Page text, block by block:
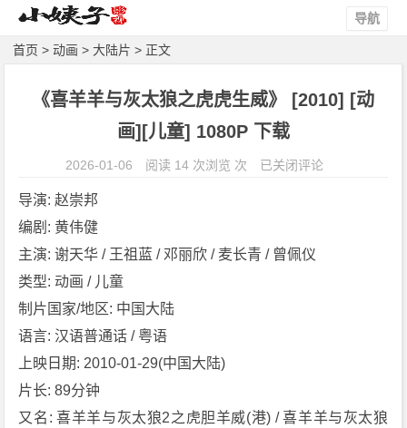
导航
首页 >动画 >大陆片 > 正文
《喜羊羊与灰太狼之虎虎生威》 [2010] [动
画][儿童] 1080P 下载
2026-01-06 阅读 14 次浏览 次
《喜
灰
威》
已关闭评论
导演: 赵崇邦
编剧: 黄伟健
主演: 谢天华 / 王祖蓝 / 邓丽欣 / 麦长青 / 曾佩仪
类型: 动画 / 儿童
制片国家/地区: 中国大陆
语言: 汉语普通话 / 粤语
上映日期: 2010-01-29(中国大陆)
片长: 89分钟
又名: 喜羊羊与灰太狼2之虎胆羊威(港) / 喜羊羊与灰太狼